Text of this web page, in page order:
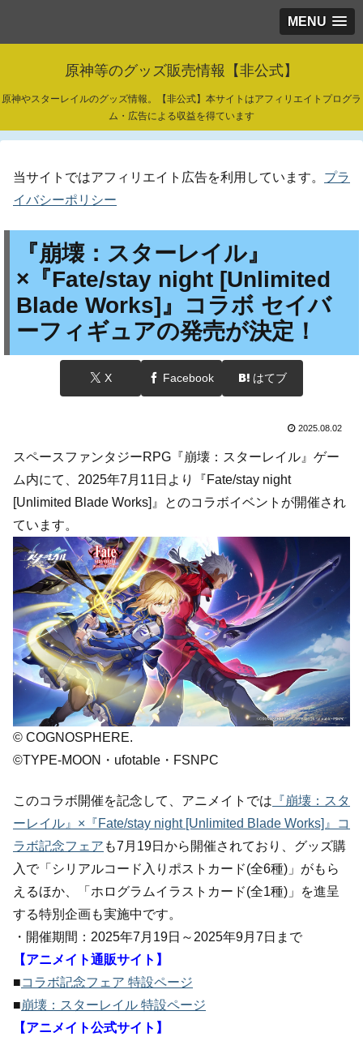
MENU
原神等のグッズ販売情報【非公式】
原神やスターレイルのグッズ情報。【非公式】本サイトはアフィリエイトプログラ
ム・広告による収益を得ています
当サイトではアフィリエイト広告を利用しています。 プラ
イバシーポリシー
『崩壊：スターレイル』
×『Fate/stay night [Unlimited
Blade Works]』コラボ セイバ
ーフィギュアの発売が決定！
X Facebook はてブ
2025.08.02
スペースファンタジーRPG『崩壊：スターレイル』ゲー
ム内にて、2025年7月11日より『Fate/stay night
[Unlimited Blade Works]』とのコラボイベントが開催され
ています。
© COGNOSPHERE.
©TYPE-MOON・ufotable・FSNPC
このコラボ開催を記念して、アニメイトでは 『崩壊：スタ
ーレイル』×『Fate/stay night [Unlimited Blade Works]』コ
ラボ記念フェア も7月19日から開催されており、グッズ購
入で「シリアルコード入りポストカード(全6種)」がもら
えるほか、「ホログラムイラストカード(全1種)」を進呈
する特別企画も実施中です。
・開催期間：2025年7月19日～2025年9月7日まで
【アニメイト通販サイト】
■コラボ記念フェア 特設ページ
■崩壊：スターレイル 特設ページ
【アニメイト公式サイト】